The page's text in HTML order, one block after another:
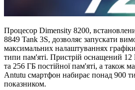
Процесор Dimensity 8200,
8849 Tank 3S, дозволяє запускати
максимальних налаштуваннях
типи пам'яті. Пристрій оснащений 12
та 256 ГБ постійної пам'яті, а також
Antutu смартфон набирає понад 900
показником.